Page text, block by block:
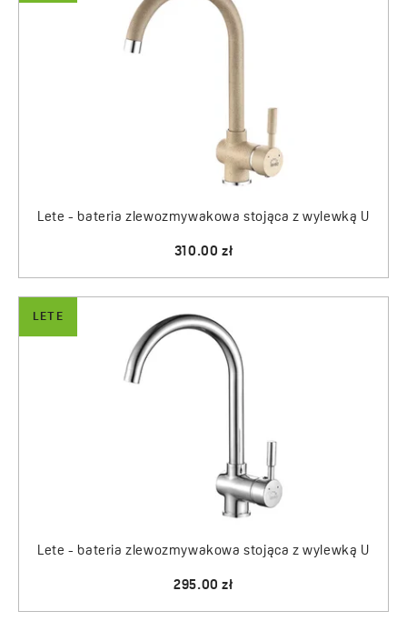
Lete - bateria zlewozmywakowa stojąca z wylewką U
310.00 zł
LETE
Lete - bateria zlewozmywakowa stojąca z wylewką U
295.00 zł